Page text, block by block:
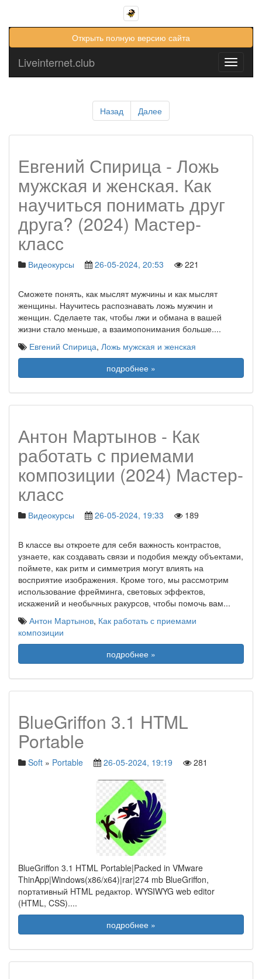
Открыть полную версию сайта
Toggle
Liveinternet.club
Назад Далее
Евгений Спирица - Ложь
мужская и женская. Как
научиться понимать друг
друга? (2024) Мастер-
класс
Видеокурсы 26-05-2024, 20:53 221
Сможете понять, как мыслят мужчины и как мыслят
женщины. Научитесь распознавать ложь мужчин и
женщин. Сделаете так, чтобы лжи и обмана в вашей
жизни стало меньше, а взаимопонимания больше....
Евгений Спирица, Ложь мужская и женская
подробнее »
Антон Мартынов - Как
работать с приемами
композиции (2024) Мастер-
класс
Видеокурсы 26-05-2024, 19:33 189
В классе вы откроете для себя важность контрастов,
узнаете, как создавать связи и подобия между объектами,
поймете, как ритм и симметрия могут влиять на
восприятие изображения. Кроме того, мы рассмотрим
использование фрейминга, световых эффектов,
искажений и необычных ракурсов, чтобы помочь вам...
Антон Мартынов, Как работать с приемами
композиции
подробнее »
BlueGriffon 3.1 HTML
Portable
Soft » Portable 26-05-2024, 19:19 281
BlueGriffon 3.1 HTML Portable|Packed in VMware
ThinApp|Windows(x86/x64)|rar|274 mb BlueGriffon,
портативный HTML редактор. WYSIWYG web editor
(HTML, CSS)....
подробнее »